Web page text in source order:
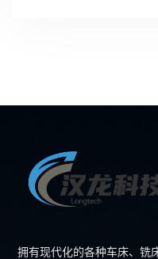
拥有现代化的各种车床、铣